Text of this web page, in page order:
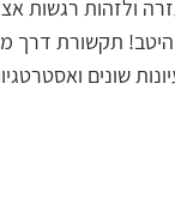
ולזהות רגשות
תקשורת דרך
שונים